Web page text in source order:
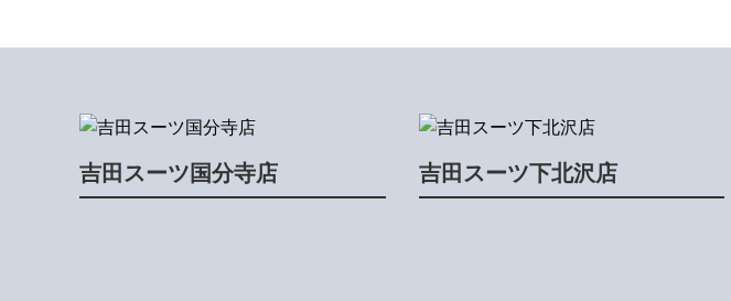
吉田スーツ国分寺店 吉田スーツ下北沢店